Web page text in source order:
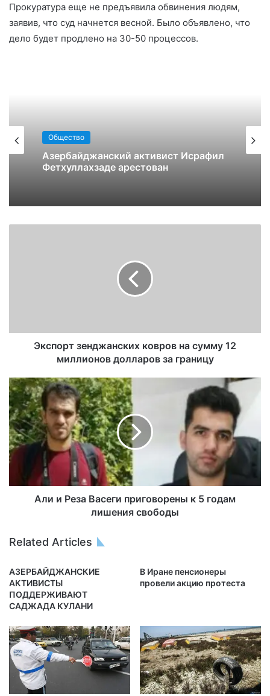
Прокуратура еще не предъявила обвинения людям,
заявив, что суд начнется весной. Было объявлено, что
дело будет продлено на 30-50 процессов.
Общество
Азербайджанский активист Исрафил
Фетхуллахзаде арестован
Экспорт зенджанских ковров на сумму 12
миллионов долларов за границу
Али и Реза Васеги приговорены к 5 годам
лишения свободы
Related Articles
АЗЕРБАЙДЖАНСКИЕ
АКТИВИСТЫ
ПОДДЕРЖИВАЮТ
САДЖАДА КУЛАНИ
В Иране пенсионеры
провели акцию протеста